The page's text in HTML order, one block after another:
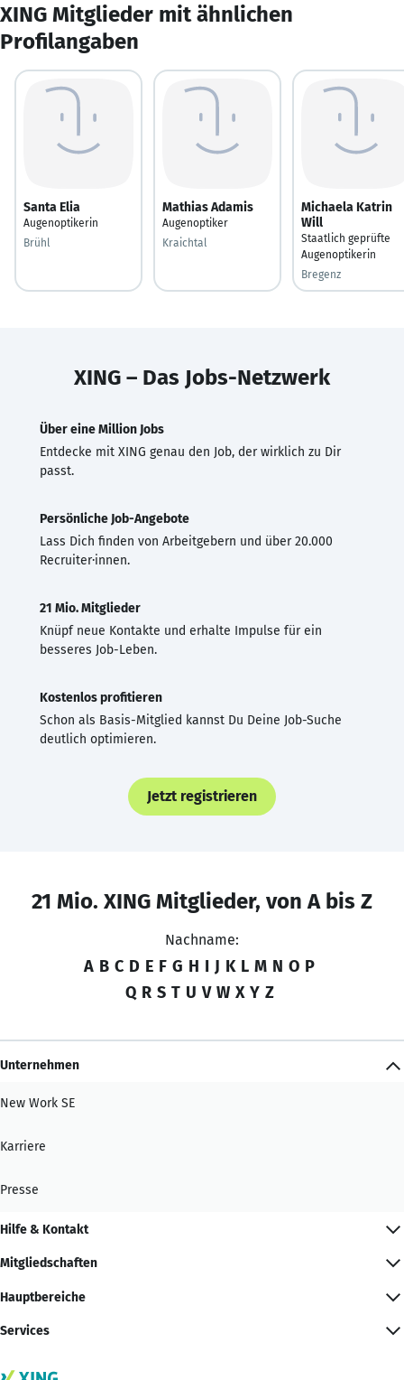
XING Mitglieder mit ähnlichen
Profilangaben
Santa Elia
Augenoptikerin
Brühl
Mathias Adamis
Augenoptiker
Kraichtal
Michaela Katrin
Will
Staatlich geprüfte
Augenoptikerin
Bregenz
XING – Das Jobs-Netzwerk
Über eine Million Jobs
Entdecke mit XING genau den Job, der wirklich zu Dir
passt.
Persönliche Job-Angebote
Lass Dich finden von Arbeitgebern und über 20.000
Recruiter·innen.
21 Mio. Mitglieder
Knüpf neue Kontakte und erhalte Impulse für ein
besseres Job-Leben.
Kostenlos profitieren
Schon als Basis-Mitglied kannst Du Deine Job-Suche
deutlich optimieren.
Jetzt registrieren
21 Mio. XING Mitglieder, von A bis Z
Nachname:
A B C D E F G H I J K L M N O P
Q R S T U V W X Y Z
Unternehmen
New Work SE
Karriere
Presse
Hilfe & Kontakt
Mitgliedschaften
Hauptbereiche
Services